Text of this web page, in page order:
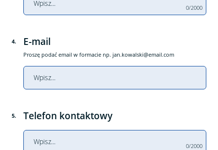
0/2000
4. E-mail
Proszę podać email w formacie np. jan.kowalski@email.com
5. Telefon kontaktowy
0/2000